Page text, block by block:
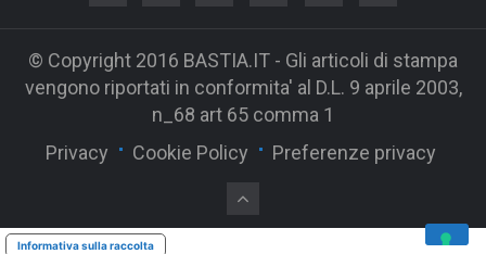
© Copyright 2016 BASTIA.IT - Gli articoli di stampa
vengono riportati in conformita' al D.L. 9 aprile 2003,
n_68 art 65 comma 1
Privacy
Cookie Policy Preferenze privacy
Informativa sulla raccolta